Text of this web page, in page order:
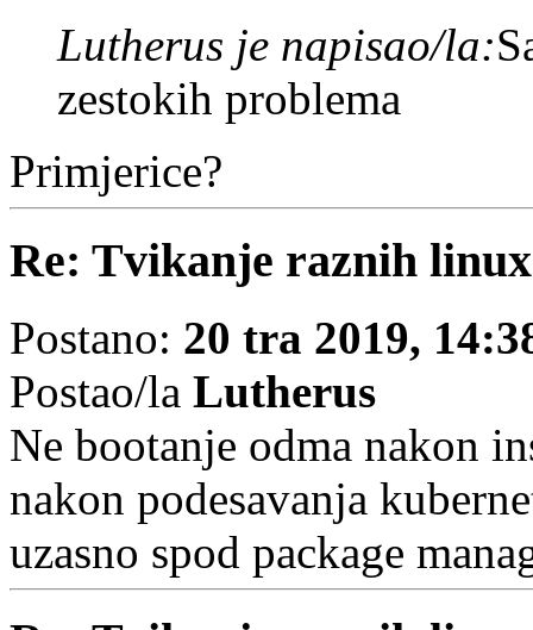
Lutherus je napisao/la:
zestokih problema
Primjerice?
Re: Tvikanje raznih
Postano: 20 tra 2019,
Postao/la Lutherus
Ne bootanje odma nakon
nakon podesavanja
uzasno spod package